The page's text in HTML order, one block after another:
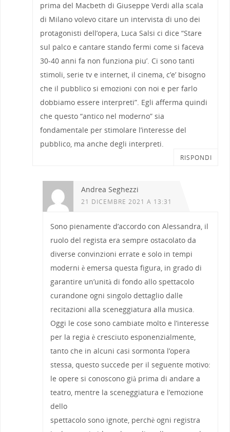
prima del Macbeth di Giuseppe Verdi alla scala
di Milano volevo citare un intervista di uno dei
protagonisti dell’opera, Luca Salsi ci dice “Stare
sul palco e cantare stando fermi come si faceva
30-40 anni fa non funziona piu’. Ci sono tanti
stimoli, serie tv e internet, il cinema, c’e’ bisogno
che il pubblico si emozioni con noi e per farlo
dobbiamo essere interpreti”. Egli afferma quindi
che questo “antico nel moderno” sia
fondamentale per stimolare l’interesse del
pubblico, ma anche degli interpreti.
RISPONDI
Andrea Seghezzi
21 DICEMBRE 2021 A 13:31
Sono pienamente d’accordo con Alessandra, il
ruolo del regista era sempre ostacolato da
diverse convinzioni errate e solo in tempi
moderni è emersa questa figura, in grado di
garantire un’unità di fondo allo spettacolo
curandone ogni singolo dettaglio dalle
recitazioni alla sceneggiatura alla musica.
Oggi le cose sono cambiate molto e l’interesse
per la regia è cresciuto esponenzialmente,
tanto che in alcuni casi sormonta l’opera
stessa, questo succede per il seguente motivo:
le opere si conoscono già prima di andare a
teatro, mentre la sceneggiatura e l’emozione
dello
spettacolo sono ignote, perchè ogni registra